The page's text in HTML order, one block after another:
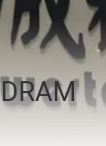
تور
کارخانه
کنترل
DRAM خوش بین است.